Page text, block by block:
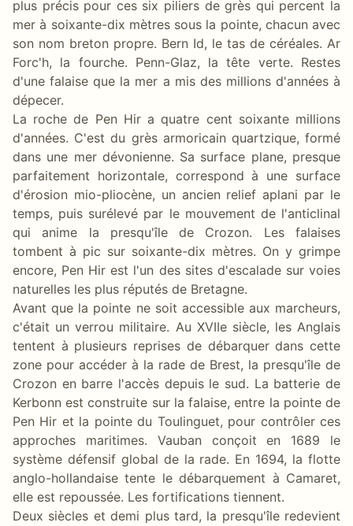
plus précis pour ces six piliers de grès qui percent la
mer à soixante-dix mètres sous la pointe, chacun avec
son nom breton propre. Bern Id, le tas de céréales. Ar
Forc'h, la fourche. Penn-Glaz, la tête verte. Restes
d'une falaise que la mer a mis des millions d'années à
dépecer.
La roche de Pen Hir a quatre cent soixante millions
d'années. C'est du grès armoricain quartzique, formé
dans une mer dévonienne. Sa surface plane, presque
parfaitement horizontale, correspond à une surface
d'érosion mio-pliocène, un ancien relief aplani par le
temps, puis surélevé par le mouvement de l'anticlinal
qui anime la presqu'île de Crozon. Les falaises
tombent à pic sur soixante-dix mètres. On y grimpe
encore, Pen Hir est l'un des sites d'escalade sur voies
naturelles les plus réputés de Bretagne.
Avant que la pointe ne soit accessible aux marcheurs,
c'était un verrou militaire. Au XVIIe siècle, les Anglais
tentent à plusieurs reprises de débarquer dans cette
zone pour accéder à la rade de Brest, la presqu'île de
Crozon en barre l'accès depuis le sud. La batterie de
Kerbonn est construite sur la falaise, entre la pointe de
Pen Hir et la pointe du Toulinguet, pour contrôler ces
approches maritimes. Vauban conçoit en 1689 le
système défensif global de la rade. En 1694, la flotte
anglo-hollandaise tente le débarquement à Camaret,
elle est repoussée. Les fortifications tiennent.
Deux siècles et demi plus tard, la presqu'île redevient